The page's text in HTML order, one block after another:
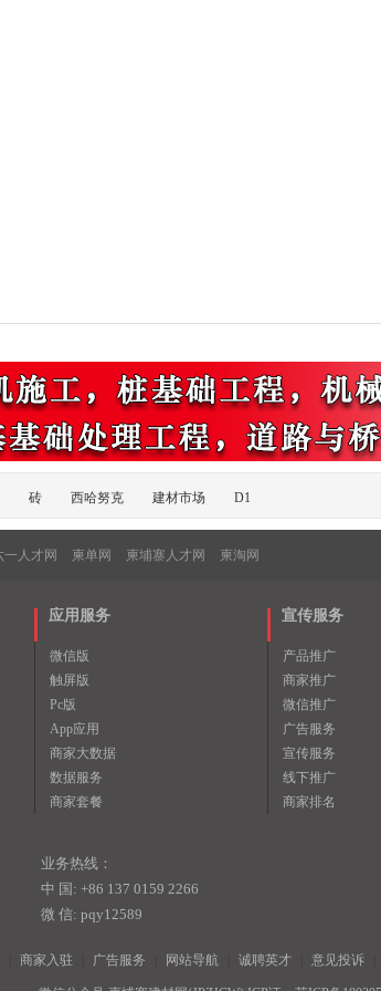
砖 西哈努克 建材市场 D1
一人才网 柬单网 柬埔寨人才网 柬淘网
应用服务
微信版
触屏版
Pc版
App应用
商家大数据
数据服务
商家套餐
宣传服务
产品推广
商家推广
微信推广
广告服务
宣传服务
线下推广
商家排名
业务热线：
中 国: +86 137 0159 2266
微 信: pqy12589
商家入驻 广告服务 网站导航 诚聘英才 意见投诉